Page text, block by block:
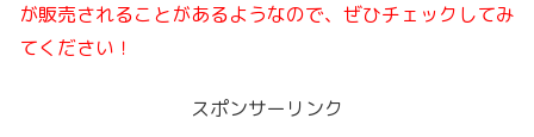
が販売されることがあるようなので、ぜひチェックしてみ
てください！
スポンサーリンク